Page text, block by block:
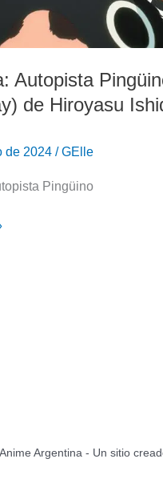
Autopista
de Hiroyasu
de 2024 /GElle
Pingüino
Argentina - Un sitio